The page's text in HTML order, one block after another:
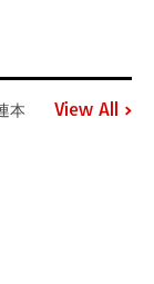
本 View All